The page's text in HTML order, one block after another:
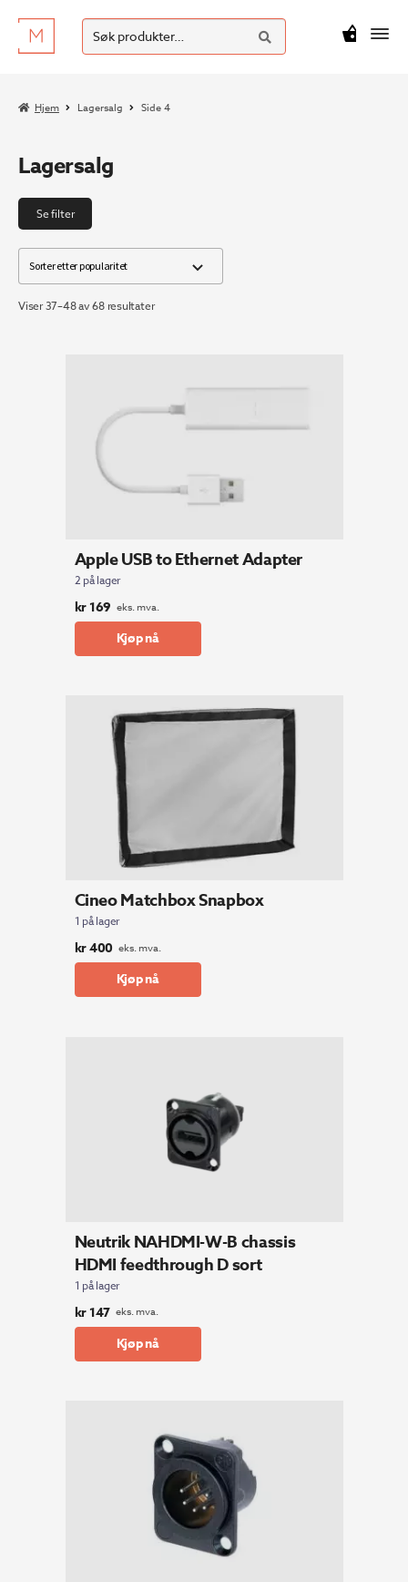
Hopp
til
Hopp
til
Søk
etter:
SØK
kr0
Hjem Lagersalg Side 4
Lagersalg
Se filter
Viser 37–48 av 68 resultaterSortert
Apple USB to Ethernet Adapter
2 på lager
kr169 eks. mva.
Kjøp nå
Cineo Matchbox Snapbox
1 på lager
kr400 eks. mva.
Kjøp nå
Neutrik NAHDMI-W-B chassis
HDMI feedthrough D sort
1 på lager
kr147 eks. mva.
Kjøp nå